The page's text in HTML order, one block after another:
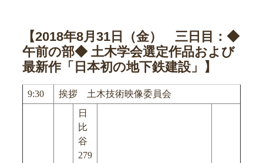
【2018年8月31日（金） 三日目：◆
午前の部◆ 土木学会選定作品および
最新作「日本初の地下鉄建設」】
9:30 挨拶 土木技術映像委員会
日
比
谷
279